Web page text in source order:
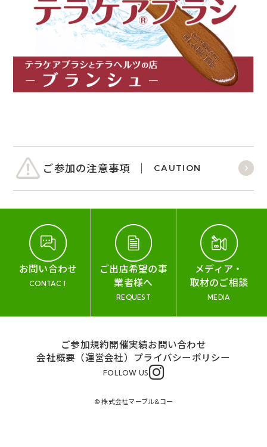
ご参加の注意事項 CAUTION
お問い合わせ
CONTACT
ご出店希望の事
業者様へ
REQUEST
メディア・
取材のご相談
MEDIA
ご参加規約開催実績お問い合わせ
会社概要（運営会社） プライバシーポリシー
FOLLOW US
© 株式会社マーブル&コー